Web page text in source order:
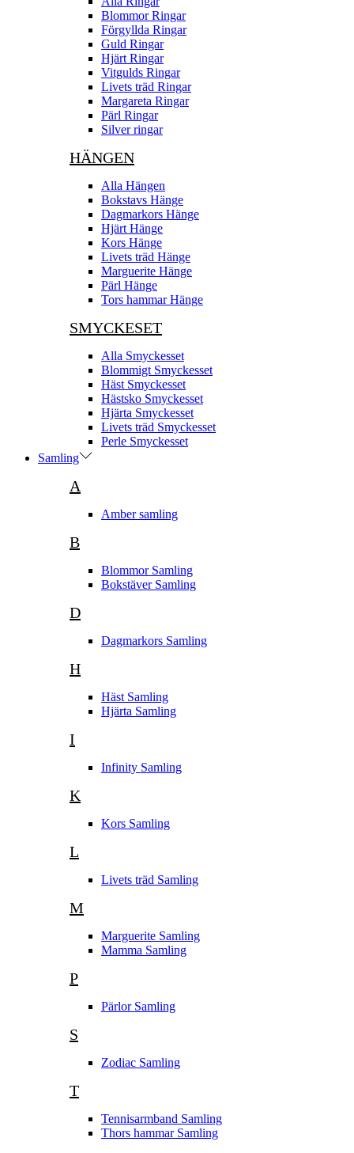
Blommor Ringar
Förgyllda Ringar
Guld Ringar
Hjärt Ringar
Vitgulds Ringar
Livets träd Ringar
Margareta Ringar
Pärl Ringar
Silver ringar
HÄNGEN
Alla Hängen
Bokstavs Hänge
Dagmarkors Hänge
Hjärt Hänge
Kors Hänge
Livets träd Hänge
Marguerite Hänge
Pärl Hänge
Tors hammar Hänge
SMYCKESET
Alla Smyckesset
Blommigt Smyckesset
Häst Smyckesset
Hästsko Smyckesset
Hjärta Smyckesset
Livets träd Smyckesset
Perle Smyckesset
Samling
A
Amber samling
B
Blommor Samling
Bokstäver Samling
D
Dagmarkors Samling
H
Häst Samling
Hjärta Samling
I
Infinity Samling
K
Kors Samling
L
Livets träd Samling
M
Marguerite Samling
Mamma Samling
P
Pärlor Samling
S
Zodiac Samling
T
Tennisarmband Samling
Thors hammar Samling